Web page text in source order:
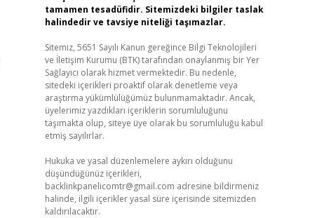
tamamen tesadüfidir. Sitemizdeki bilgiler taslak
halindedir ve tavsiye niteliği taşımazlar.
Sitemiz, 5651 Sayılı Kanun gereğince Bilgi Teknolojileri
ve İletişim Kurumu (BTK) tarafından onaylanmış bir Yer
Sağlayıcı olarak hizmet vermektedir. Bu nedenle,
sitedeki içerikleri proaktif olarak denetleme veya
araştırma yükümlülüğümüz bulunmamaktadır. Ancak,
üyelerimiz yazdıkları içeriklerin sorumluluğunu
taşımakta olup, siteye üye olarak bu sorumluluğu kabul
etmiş sayılırlar.
Hukuka ve yasal düzenlemelere aykırı olduğunu
düşündüğünüz içerikleri,
backlinkpanelicomtr@gmail.com adresine bildirmeniz
halinde, ilgili içerikler yasal süre içerisinde sitemizden
kaldırılacaktır.